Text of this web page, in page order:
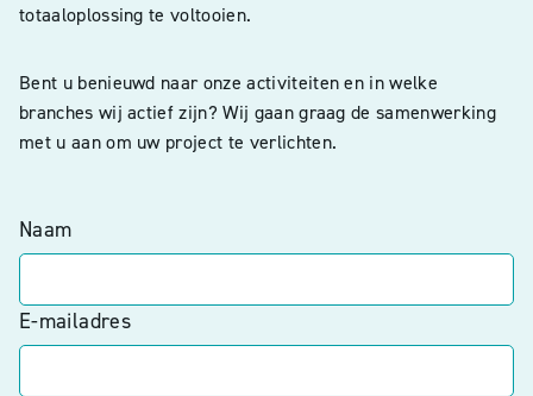
totaaloplossing te voltooien.
Bent u benieuwd naar onze activiteiten en in welke
branches wij actief zijn? Wij gaan graag de samenwerking
met u aan om uw project te verlichten.
Naam
E-mailadres